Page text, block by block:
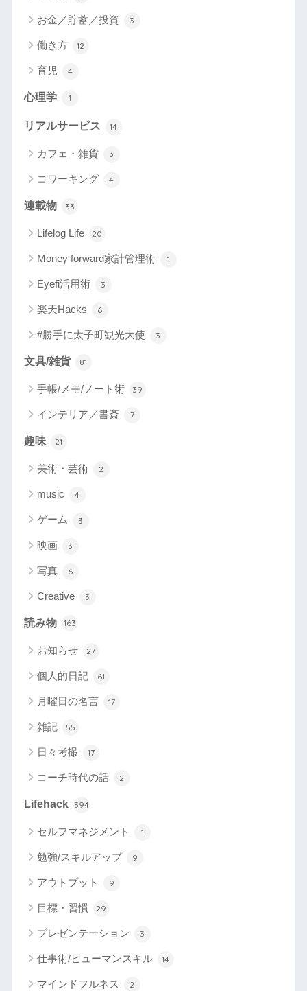
お金／貯蓄／投資 3
働き方 12
育児 4
心理学 1
リアルサービス 14
カフェ・雑貨 3
コワーキング 4
連載物 33
Lifelog Life 20
Money forward家計管理術 1
Eyefi活用術 3
楽天Hacks 6
#勝手に太子町観光大使 3
文具/雑貨 81
手帳/メモ/ノート術 39
インテリア／書斎 7
趣味 21
美術・芸術 2
music 4
ゲーム 3
映画 3
写真 6
Creative 3
読み物 163
お知らせ 27
個人的日記 61
月曜日の名言 17
雑記 55
日々考撮 17
コーチ時代の話 2
Lifehack 394
セルフマネジメント 1
勉強/スキルアップ 9
アウトプット 9
目標・習慣 29
プレゼンテーション 3
仕事術/ヒューマンスキル 14
マインドフルネス 2